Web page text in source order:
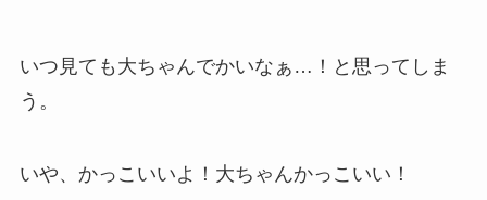
いつ見ても大ちゃんでかいなぁ…！と思ってしま
う。
いや、かっこいいよ！大ちゃんかっこいい！